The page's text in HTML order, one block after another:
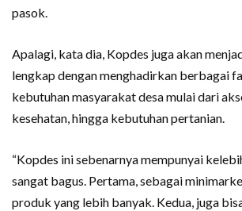
pasok.
Apalagi, kata dia, Kopdes juga akan
lengkap dengan menghadirkan berbagai
kebutuhan masyarakat desa mulai dari
kesehatan, hingga kebutuhan pertanian.
“Kopdes ini sebenarnya mempunyai
sangat bagus. Pertama, sebagai
produk yang lebih banyak. Kedua, juga